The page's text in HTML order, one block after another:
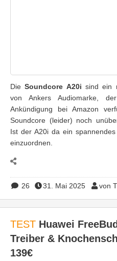
DieSoundcore A20i sind ein
von Ankers Audiomarke,
Ankündigung bei Amazon
Soundcore (leider) noch
Ist der A20i da ein
einzuordnen.
26 31. Mai 2025 von
TEST Huawei
Treiber &
139€